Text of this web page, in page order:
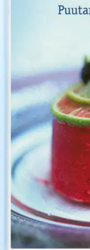
Mikä onkaan
tuoreet ja makeat
puutarhurille,
luonnon antimista
resepteissä.
keräilystä,
käsitellään yli 30
yksityiskohtaisesti
kerrotaan, kuinka
kastellaan. Osioista
marjareseptiä
ja muihin maittaviin
Näytä lisää